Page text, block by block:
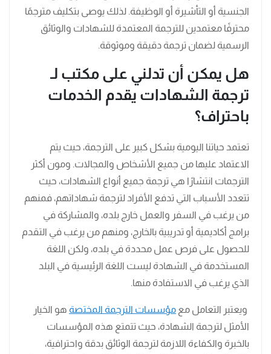
الجنسية أو التأشيرة أو الوظيفة. لذلك يوصى بتكليف مترجمًا
محترفًا معتمدين للترجمة المعتمدة للشهادات والوثائق
الرسمية لضمان ترجمة دقيقة وموثوقة.
هل يمكن أن تدلني على مكتب لـ
ترجمة الشهادات يقدم الخدمات
باحتراف؟
تعتمد حياتنا اليومية بشكل كبير على الترجمة، حيث يتم
الاعتماد عليها من جميع الأشخاص والمجالات. ومون أكثر
الترجمات انتشارًا هي ترجمة جميع أنواع الشهادات، حيث
تتعدد الأسباب التي تدفع الأفراد لترجمة شهاداتهم، فمنهم
من يرغب في السفر والعمل خارج بلده، والمشاركة في
برامج أكاديمية أو تدريبية بالخارج، ومنهم من يرغب في التقدم
للحصول على فرص عمل محددة في بلده، ولكن اللغة
المستخدمة في الشهادة ليست اللغة الرئيسية في البلد
الذي يرغب في الاستفادة منها.
ويعتبر التعامل مع مؤسسات الترجمة المختصة هو الخيار
الأمثل لترجمة الشهادة، حيث تتمتع هذه المؤسسات
بالخبرة والكفاءة اللازمة لترجمة الوثائق بدقة واحترافية،